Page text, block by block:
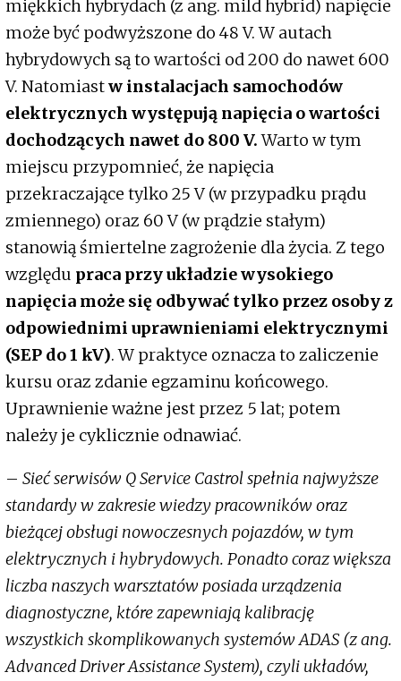
miękkich hybrydach (z ang. mild hybrid) napięcie
może być podwyższone do 48 V. W autach
hybrydowych są to wartości od 200 do nawet 600
V. Natomiastw instalacjach samochodów
elektrycznych występują napięcia o wartości
dochodzących nawet do 800 V.Warto w tym
miejscu przypomnieć, że napięcia
przekraczające tylko 25 V (w przypadku prądu
zmiennego) oraz 60 V (w prądzie stałym)
stanowią śmiertelne zagrożenie dla życia. Z tego
względu praca przy układzie wysokiego
napięcia może się odbywać tylko przez osoby z
odpowiednimi uprawnieniami elektrycznymi
(SEP do 1 kV). W praktyce oznacza to zaliczenie
kursu oraz zdanie egzaminu końcowego.
Uprawnienie ważne jest przez 5 lat; potem
należy je cyklicznie odnawiać.
– Sieć serwisów Q Service Castrol spełnia najwyższe
standardy w zakresie wiedzy pracowników oraz
bieżącej obsługi nowoczesnych pojazdów, w tym
elektrycznych i hybrydowych. Ponadto coraz większa
liczba naszych warsztatów posiada urządzenia
diagnostyczne, które zapewniają kalibrację
wszystkich skomplikowanych systemów ADAS (z ang.
Advanced Driver Assistance System), czyli układów,